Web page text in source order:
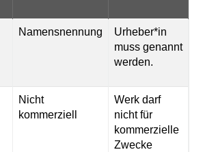
Namensnennung
Urheber*in
muss genannt
werden.
Nicht
kommerziell
Werk darf
nicht für
kommerzielle
Zwecke